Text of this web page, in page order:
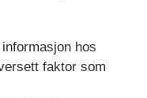
hos
faktor som